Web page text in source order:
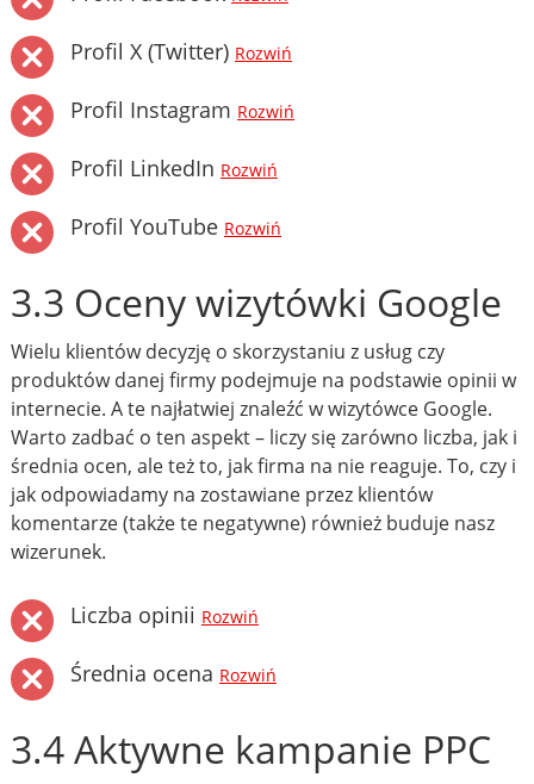
Profil X (Twitter) Rozwiń
Profil Instagram Rozwiń
Profil LinkedIn Rozwiń
Profil YouTube Rozwiń
3.3 Oceny wizytówki Google
Wielu klientów decyzję o skorzystaniu z usług czy
produktów danej firmy podejmuje na podstawie opinii w
internecie. A te najłatwiej znaleźć w wizytówce Google.
Warto zadbać o ten aspekt – liczy się zarówno liczba, jak i
średnia ocen, ale też to, jak firma na nie reaguje. To, czy i
jak odpowiadamy na zostawiane przez klientów
komentarze (także te negatywne) również buduje nasz
wizerunek.
Liczba opinii Rozwiń
Średnia ocena Rozwiń
3.4 Aktywne kampanie PPC